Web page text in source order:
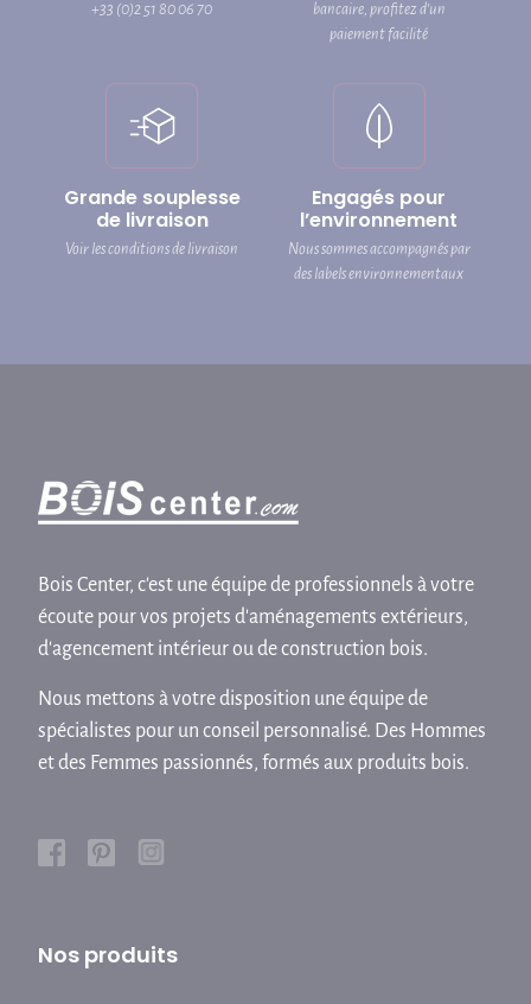
+33 (0)2 51 80 06 70
bancaire, profitez d’un
paiement facilité
Grande souplesse
de livraison
Voir les conditions de livraison
Engagés pour
l’environnement
Nous sommes accompagnés par
des labels environnementaux
Bois Center, c'est une équipe de professionnels à votre
écoute pour vos projets d'aménagements extérieurs,
d'agencement intérieur ou de construction bois.
Nous mettons à votre disposition une équipe de
spécialistes pour un conseil personnalisé. Des Hommes
et des Femmes passionnés, formés aux produits bois.
Nos produits